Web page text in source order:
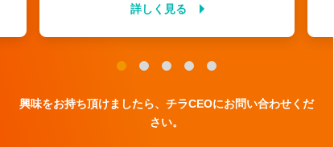
詳しく見る
興味をお持ち頂けましたら、チラCEOにお問い合わせくだ
さい。